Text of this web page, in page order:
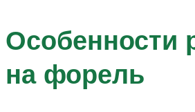
Особенности
на форель